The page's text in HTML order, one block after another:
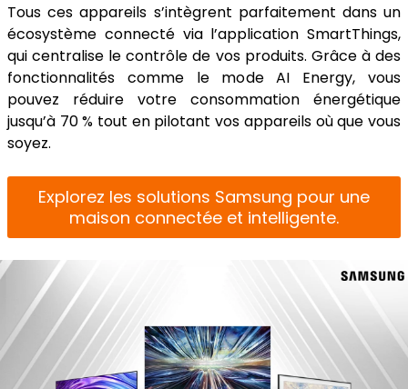
Tous ces appareils s’intègrent parfaitement dans un
écosystème connecté via l’application SmartThings,
qui centralise le contrôle de vos produits. Grâce à des
fonctionnalités comme le mode AI Energy, vous
pouvez réduire votre consommation énergétique
jusqu’à 70 % tout en pilotant vos appareils où que vous
soyez.
Explorez les solutions Samsung pour une
maison connectée et intelligente.